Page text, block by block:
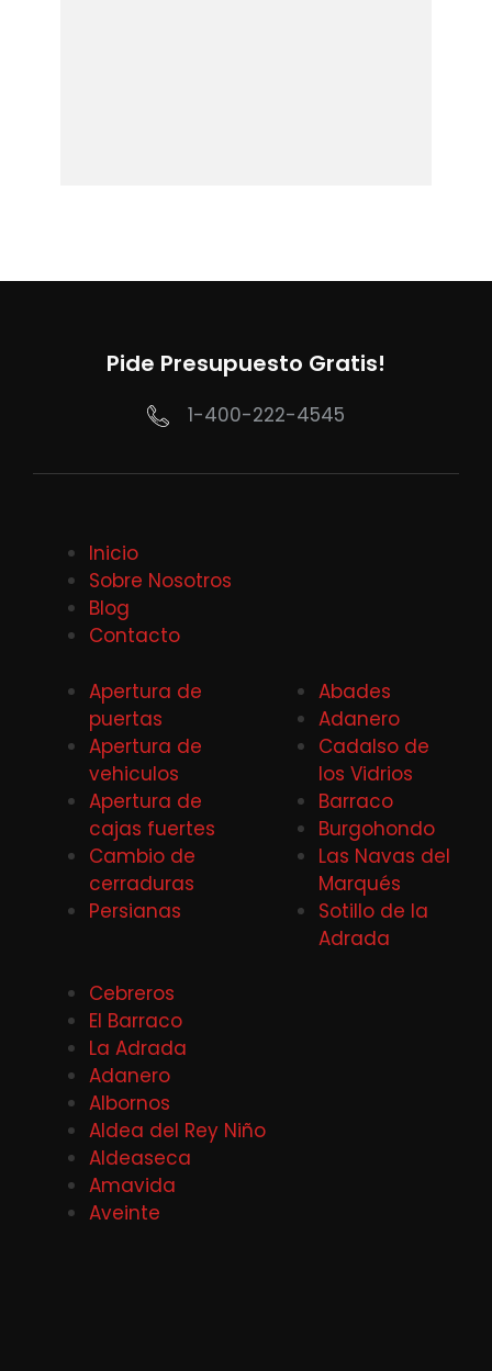
Pide Presupuesto Gratis!
1-400-222-4545
Inicio
Sobre Nosotros
Blog
Contacto
Apertura de
puertas
Apertura de
vehiculos
Apertura de
cajas fuertes
Cambio de
cerraduras
Persianas
Abades
Adanero
Cadalso de
los Vidrios
Barraco
Burgohondo
Las Navas del
Marqués
Sotillo de la
Adrada
Cebreros
El Barraco
La Adrada
Adanero
Albornos
Aldea del Rey Niño
Aldeaseca
Amavida
Aveinte